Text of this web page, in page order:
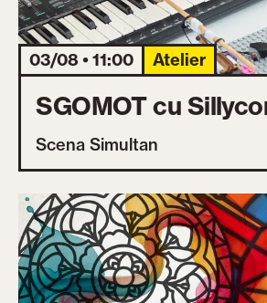
03/08 • 11:00 Atelier
SGOMOT cu
Scena Simultan